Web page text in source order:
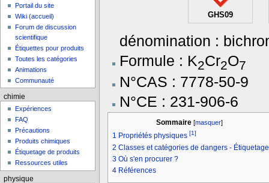
GHS09
dénomination :
Formule : K2Cr2O7
N°CAS : 7778-50-9
N°CE : 231-906-6
Sommaire [masquer]
1 Propriétés physiques [1]
2 Classes et catégories de dangers - Étiquetage
3 Où s'en procurer ?
4 Références
Portail du site
Wiki (accueil)
Forum de discussion
scientifique
Étiquettes pour produits
Toutes les catégories
Animations
Communauté
chimie
Expériences
FAQ
Précautions
Produits chimiques
Étiquetage de produits
Ressources utiles
physique